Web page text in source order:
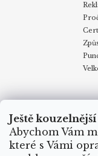
Ještě kouzelnější
Abychom Vám
které s Vámi
Reklamace